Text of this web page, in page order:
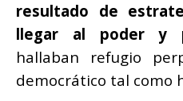
resultado de
llegar al poder y
hallaban refugio
democrático tal como